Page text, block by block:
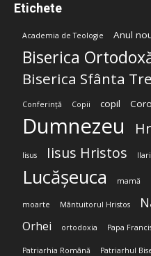
Etichete
Academia de Teologie Anul
Biserica
Biserica Sfânta
Conferință Copii copil
Dumnezeu
Iisus Iisus Hristos
Lucășeuca mamă
moarte Mântuitorul Hristos
Orhei ortodoxia Papa
Patriarhia Română Patriarhul